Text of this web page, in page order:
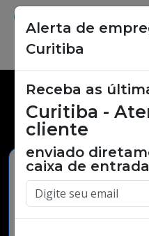
Vagas
Alerta de
Curitiba
Receba as
Curitiba -
cliente
enviado
caixa de entrada